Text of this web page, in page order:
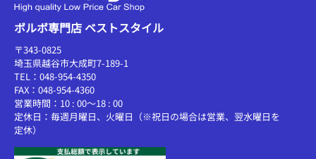
ボルボ専門店 ベストスタイル
〒343-0825
埼玉県越谷市大成町7-189-1
TEL：048-954-4350
FAX：048-954-4360
営業時間：10 : 00～18 : 00
定休日：毎週月曜日、火曜日（※祝日の場合は営業、翌水曜日を
定休）